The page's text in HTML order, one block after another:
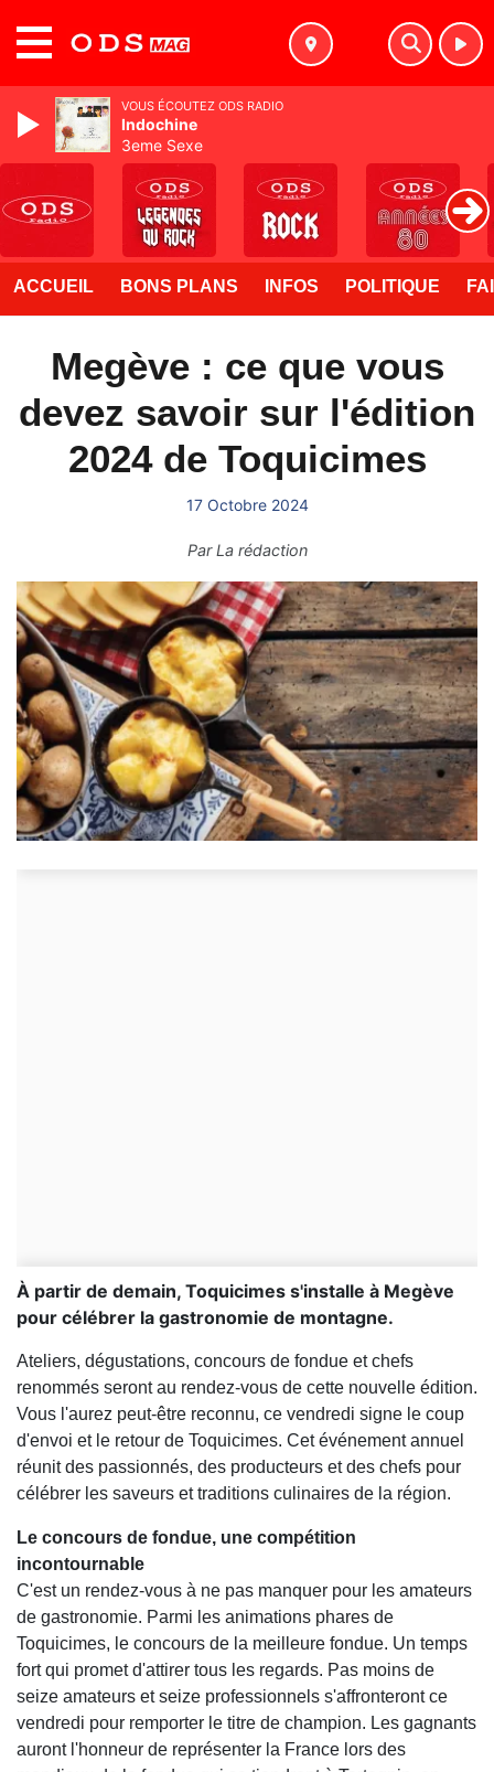
ACCUEIL BONS PLANS INFOS POLITIQUE
Megève : ce que vous
devez savoir sur l'édition
2024 de Toquicimes
17 Octobre 2024
ParLa rédaction
À partir de demain, Toquicimes s'installe à Megève
pour célébrer la gastronomie de montagne.
Ateliers, dégustations, concours de fondue et chefs
renommés seront au rendez-vous de cette nouvelle édition.
Vous l'aurez peut-être reconnu, ce vendredi signe le coup
d'envoi et le retour de Toquicimes. Cet événement annuel
réunit des passionnés, des producteurs et des chefs pour
célébrer les saveurs et traditions culinaires de la région.
Le concours de fondue, une compétition
incontournable
C'est un rendez-vous à ne pas manquer pour les amateurs
de gastronomie. Parmi les animations phares de
Toquicimes, le concours de la meilleure fondue. Un temps
fort qui promet d'attirer tous les regards. Pas moins de
seize amateurs et seize professionnels s'affronteront ce
vendredi pour remporter le titre de champion. Les gagnants
auront l'honneur de représenter la France lors des
VOUS ÉCOUTEZ ODS RADIO
Indochine
3eme Sexe